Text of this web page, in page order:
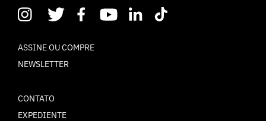
ASSINE OU COMPRE
NEWSLETTER
CONTATO
EXPEDIENTE